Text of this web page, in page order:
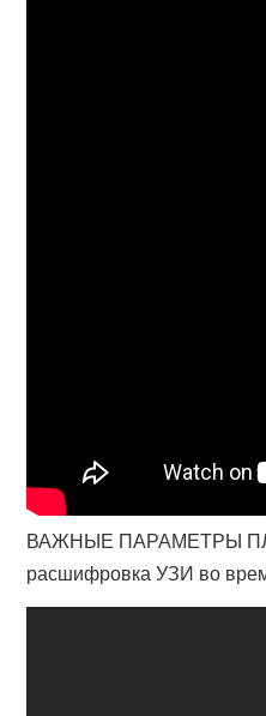
ВАЖНЫЕ ПАРАМЕТРЫ
расшифровка УЗИ во